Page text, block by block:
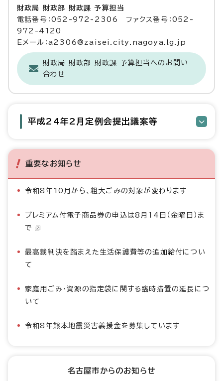
財政局 財政部 財政課 予算担当
電話番号：052-972-2306 ファクス番号：052-
972-4120
Eメール：a2306@zaisei.city.nagoya.lg.jp
財政局 財政部 財政課 予算担当へのお問い
合わせ
平成24年2月定例会提出議案等
重要なお知らせ
令和8年10月から、粗大ごみの対象が変わります
プレミアム付電子商品券の申込は8月14日（金曜日）ま
で
最高裁判決を踏まえた生活保護費等の追加給付につい
て
家庭用ごみ・資源の指定袋に関する臨時措置の延長につ
いて
令和8年熊本地震災害義援金を募集しています
名古屋市からのお知らせ